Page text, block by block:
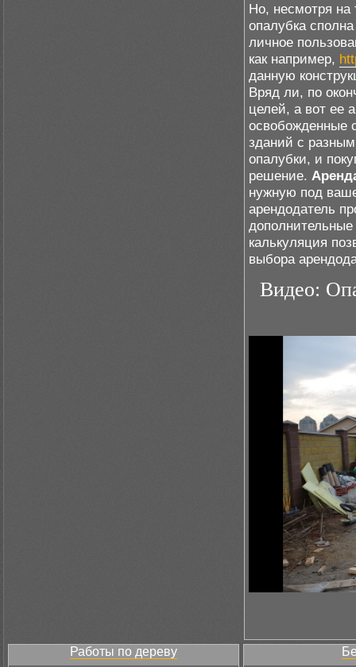
Но, несмотря на
опалубка
личное
как например,
данную
Вряд ли, по
целей, а вот ее
освобожденные
зданий с
опалубки, и
решение.
нужную под
арендодатель
калькуляция
выбора
Видео:
Работы по дереву